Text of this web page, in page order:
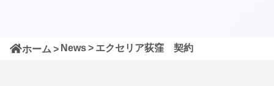
ホーム News エクセリア荻窪 契約